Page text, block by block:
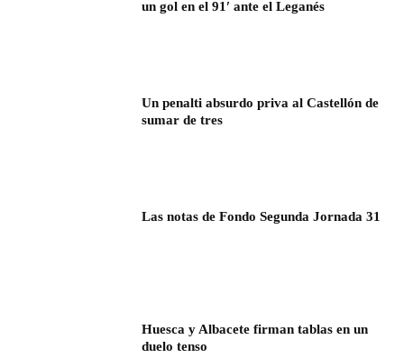
un gol en el 91′ ante el Leganés
Un penalti absurdo priva al Castellón de
sumar de tres
Las notas de Fondo Segunda Jornada 31
Huesca y Albacete firman tablas en un
duelo tenso